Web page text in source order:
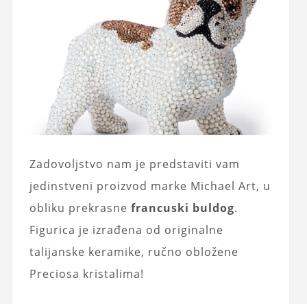
Zadovoljstvo nam je predstaviti vam
jedinstveni proizvod marke Michael Art, u
obliku prekrasne francuski buldog.
Figurica je izrađena od originalne
talijanske keramike, ručno obložene
Preciosa kristalima!